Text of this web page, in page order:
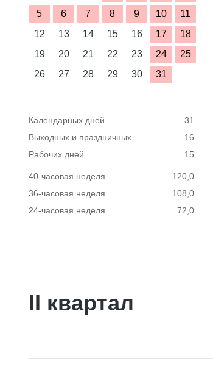
5
6 7 8 9 10
11
12
13 14 15 16 17
18
19
20 21 22 23 24
25
26
27 28 29 30 31
Календарных дней
31
Выходных и праздничных
16
Рабочих дней
15
40-часовая неделя
120,0
36-часовая неделя
108,0
24-часовая неделя
72,0
II квартал